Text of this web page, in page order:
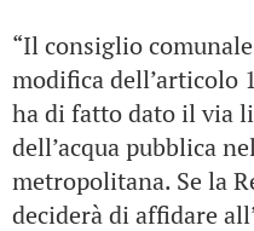
“Il consiglio
modifica dell’articolo
ha di fatto dato il via
dell’acqua pubblica
metropolitana. Se la
deciderà di affidare